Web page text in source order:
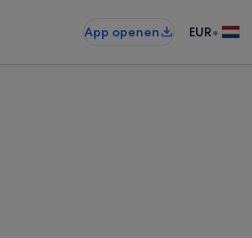
App openen EUR•